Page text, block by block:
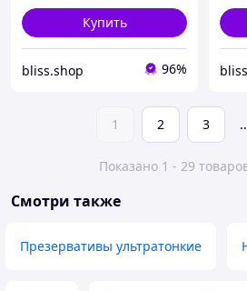
Купить
bliss.shop 96%
1 2 3
Показано 1 - 29
Смотри также
Презервативы ультратонкие